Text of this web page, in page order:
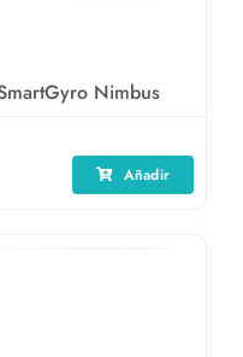
Nimbus
Añadir